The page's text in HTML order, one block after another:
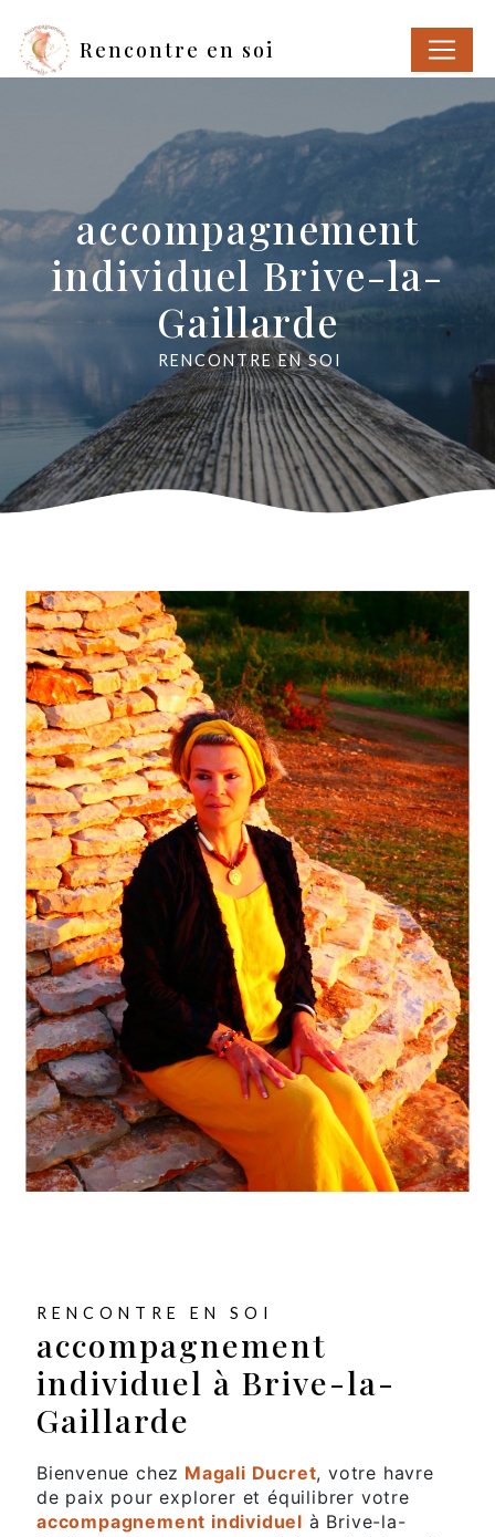
Rencontre en soi
accompagnement
individuel Brive-la-
Gaillarde
RENCONTRE EN SOI
RENCONTRE EN SOI
accompagnement
individuel à Brive-la-
Gaillarde
Bienvenue chez Magali Ducret, votre havre
de paix pour explorer et équilibrer votre
accompagnement individuel à Brive-la-